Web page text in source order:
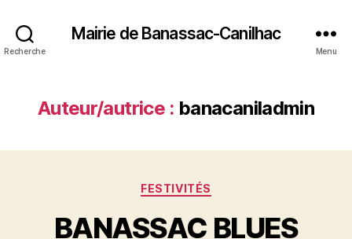
Recherche
Mairie de Banassac-Canilhac
Menu
Auteur/autrice : banacaniladmin
Catégories
FESTIVITÉS
BANASSAC BLUES